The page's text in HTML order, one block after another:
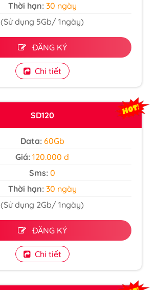
Thời hạn:30 ngày
(Sử dụng 5Gb/ 1ngày)
ĐĂNG KÝ
Chi tiết
SD120
Data: 60Gb
Giá:120.000 đ
Sms: 0
Thời hạn:30 ngày
(Sử dụng 2Gb/ 1ngày)
ĐĂNG KÝ
Chi tiết